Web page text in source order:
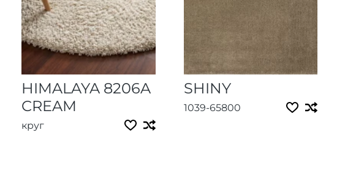
HIMALAYA 8206A
CREAM
круг
SHINY
1039-65800